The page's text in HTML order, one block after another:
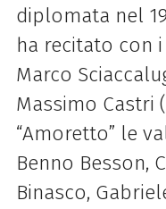
diplomata nel
ha recitato con
Marco
Massimo Castri
“Amoretto” le
Benno Besson,
Binasco,